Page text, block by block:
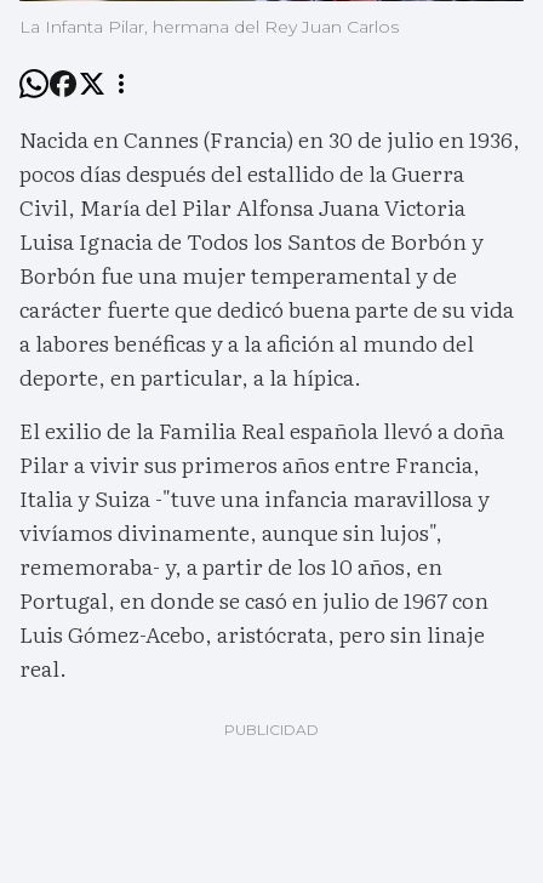
La Infanta Pilar, hermana del Rey Juan Carlos
Nacida en Cannes (Francia) en 30 de julio en 1936,
pocos días después del estallido de la Guerra
Civil, María del Pilar Alfonsa Juana Victoria
Luisa Ignacia de Todos los Santos de Borbón y
Borbón fue una mujer temperamental y de
carácter fuerte que dedicó buena parte de su vida
a labores benéficas y a la afición al mundo del
deporte, en particular, a la hípica.
El exilio de la Familia Real española llevó a doña
Pilar a vivir sus primeros años entre Francia,
Italia y Suiza -"tuve una infancia maravillosa y
vivíamos divinamente, aunque sin lujos",
rememoraba- y, a partir de los 10 años, en
Portugal, en donde se casó en julio de 1967 con
Luis Gómez-Acebo, aristócrata, pero sin linaje
real.